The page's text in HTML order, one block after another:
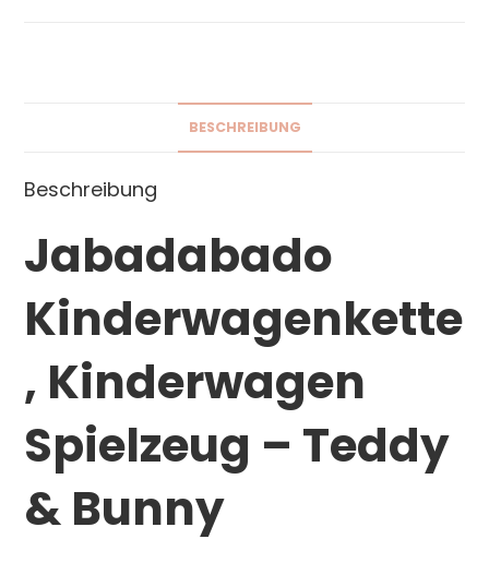
BESCHREIBUNG
Beschreibung
Jabadabado
Kinderwagenkette
, Kinderwagen
Spielzeug – Teddy
& Bunny